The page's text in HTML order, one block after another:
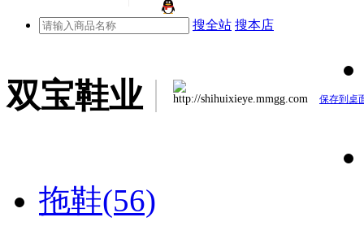
搜全站 搜本店
双宝鞋业 http://shihuixieye.mmgg.com 保存到桌
拖鞋(56)